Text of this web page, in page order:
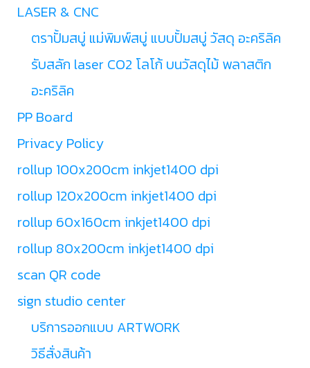
LASER & CNC
ตราปั้มสบู่ แม่พิมพ์สบู่ แบบปั้มสบู่ วัสดุ อะคริลิค
รับสลัก laser CO2 โลโก้ บนวัสดุไม้ พลาสติก
อะคริลิค
PP Board
Privacy Policy
rollup 100x200cm inkjet1400 dpi
rollup 120x200cm inkjet1400 dpi
rollup 60x160cm inkjet1400 dpi
rollup 80x200cm inkjet1400 dpi
scan QR code
sign studio center
บริการออกแบบ ARTWORK
วิธีสั่งสินค้า